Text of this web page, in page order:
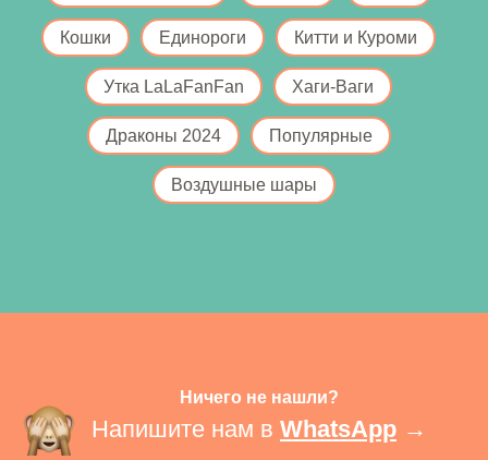
Кошки Единороги Китти и Куроми
Утка LaLaFanFan Хаги-Ваги
Драконы 2024 Популярные
Воздушные шары
Ничего не нашли?
Напишите нам в WhatsApp →